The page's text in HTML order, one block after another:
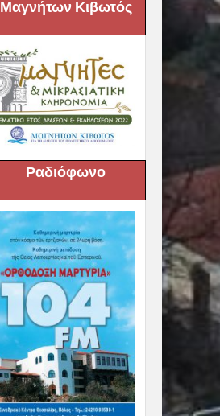
Μαγνήτων Κιβωτός
Ραδιόφωνο